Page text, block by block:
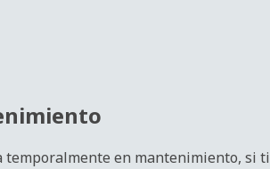
temporalmente en mantenimiento, si